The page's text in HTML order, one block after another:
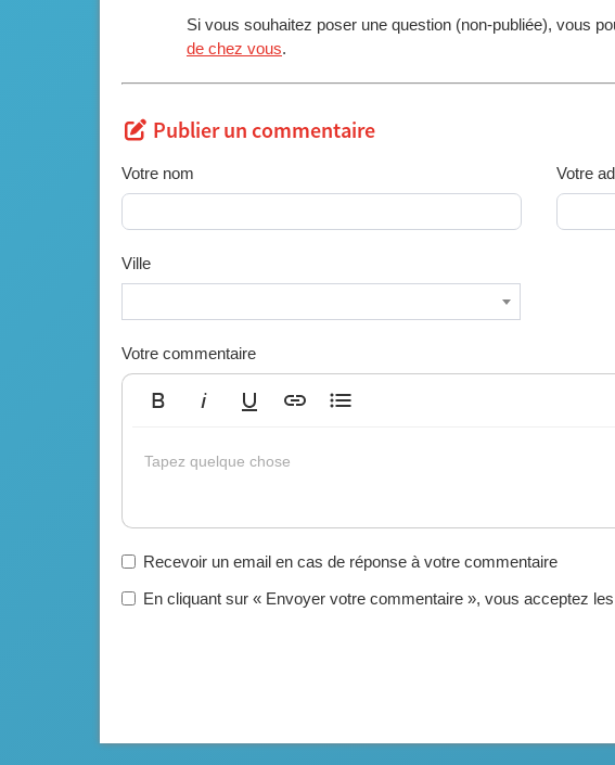
Si vous souhaitez poser une question (non-publiée), vous
de chez vous.
Publier un commentaire
Votre nom Votre
Ville
Votre commentaire
Tapez quelque chose
Recevoir un email en cas de réponse à votre commentaire
En cliquant sur « Envoyer votre commentaire », vous acceptez